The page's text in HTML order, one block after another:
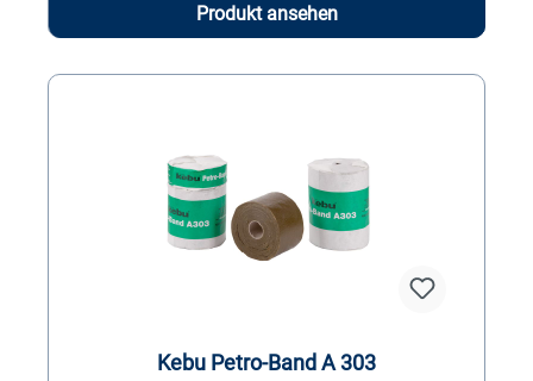
Produkt ansehen
Kebu Petro-Band A 303